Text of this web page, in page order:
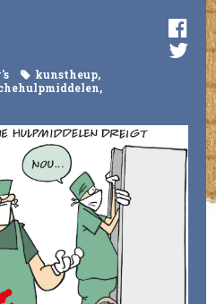
kunstheup,
,